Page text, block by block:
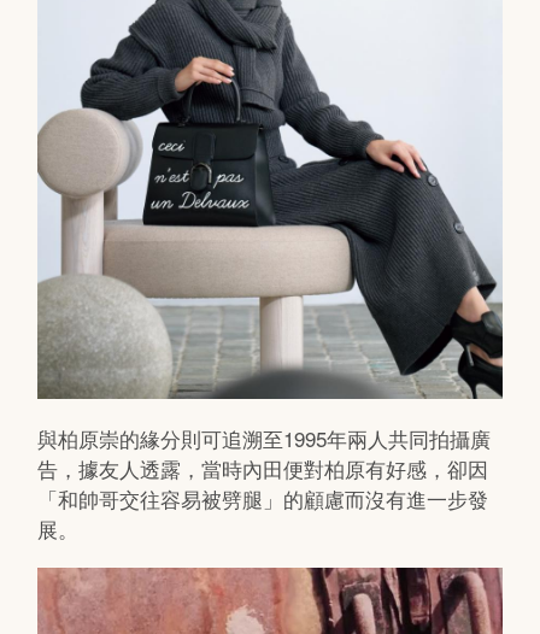
與柏原崇的緣分則可追溯至1995年兩人共同拍攝廣
告，據友人透露，當時內田便對柏原有好感，卻因
「和帥哥交往容易被劈腿」的顧慮而沒有進一步發
展。